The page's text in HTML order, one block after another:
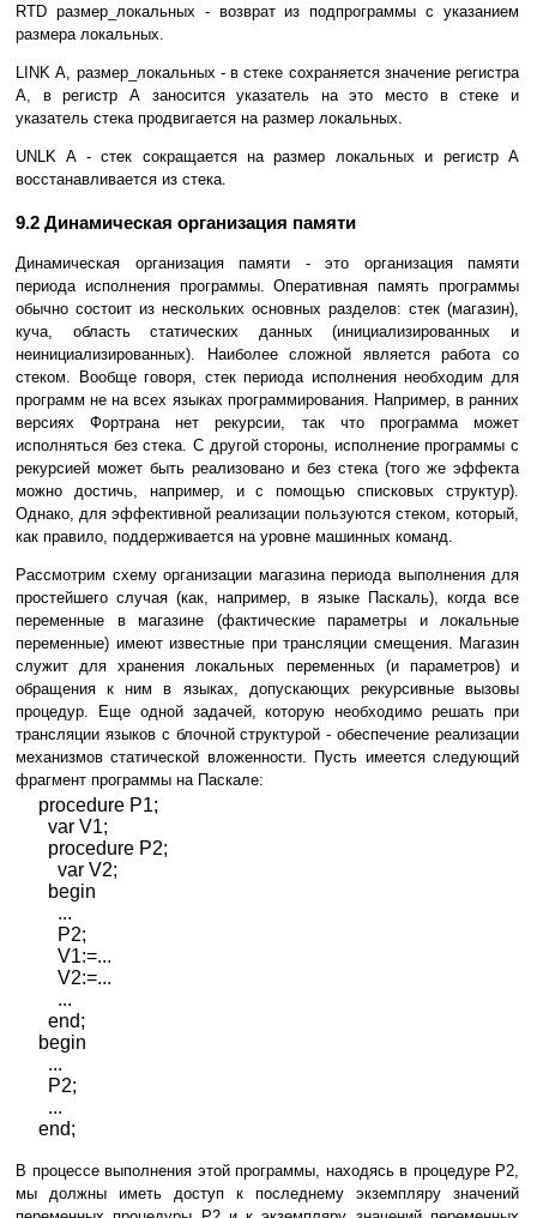
RTD размер_локальных - возврат из подпрограммы с указанием
размера локальных.
LINK A, размер_локальных - в стеке сохраняется значение регистра
А, в регистр А заносится указатель на это место в стеке и
указатель стека продвигается на размер локальных.
UNLK A - стек сокращается на размер локальных и регистр А
восстанавливается из стека.
9.2 Динамическая организация памяти
Динамическая организация памяти - это организация памяти
периода исполнения программы. Оперативная память программы
обычно состоит из нескольких основных разделов: стек (магазин),
куча, область статических данных (инициализированных и
неинициализированных). Наиболее сложной является работа со
стеком. Вообще говоря, стек периода исполнения необходим для
программ не на всех языках программирования. Например, в ранних
версиях Фортрана нет рекурсии, так что программа может
исполняться без стека. С другой стороны, исполнение программы с
рекурсией может быть реализовано и без стека (того же эффекта
можно достичь, например, и с помощью списковых структур).
Однако, для эффективной реализации пользуются стеком, который,
как правило, поддерживается на уровне машинных команд.
Рассмотрим схему организации магазина периода выполнения для
простейшего случая (как, например, в языке Паскаль), когда все
переменные в магазине (фактические параметры и локальные
переменные) имеют известные при трансляции смещения. Магазин
служит для хранения локальных переменных (и параметров) и
обращения к ним в языках, допускающих рекурсивные вызовы
процедур. Еще одной задачей, которую необходимо решать при
трансляции языков с блочной структурой - обеспечение реализации
механизмов статической вложенности. Пусть имеется следующий
фрагмент программы на Паскале:
procedure P1;
var V1;
procedure P2;
var V2;
begin
...
P2;
V1:=...
V2:=...
...
end;
begin
...
P2;
...
end;
В процессе выполнения этой программы, находясь в процедуре P2,
мы должны иметь доступ к последнему экземпляру значений